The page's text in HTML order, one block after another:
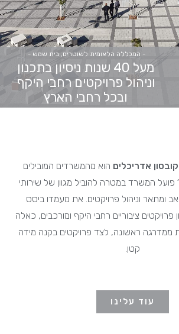
מעל 40 שנות ניסיון בתכנון
וניהול פרויקטים רחבי היקף
ובכל רחבי הארץ
- המכללה הלאומית לשוטרים, בית שמש -
אדריכלים הוא מהמשרדים המובילים
בישראל. מאז 1976 פועל המשרד במטרה להוביל מגוון של שירותי
ומתאר וניהול פרויקטים. את מעמדו ביסס
ציבוריים רחבי היקף ומורכבים, כאלה
ממדרגה ראשונה, לצד פרויקטים בקנה מידה
קטן.
עוד עלינו